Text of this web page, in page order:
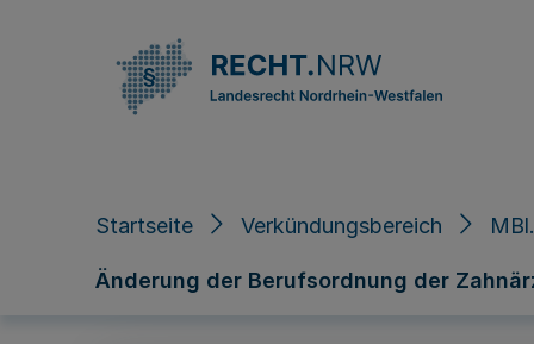
Startseite Verkündungsbereich
Änderung der Berufsordnung der